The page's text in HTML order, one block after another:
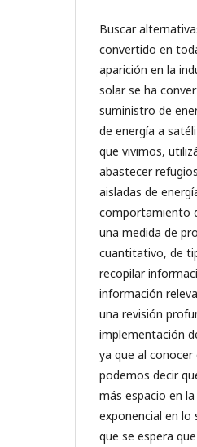
Buscar
convertido en
aparición en la
solar se ha
suministro de
de energía a
que vivimos,
abastecer
aisladas de
comportamiento
una medida de
cuantitativo, de
recopilar
información
una revisión
implementación
ya que al
podemos decir
más espacio en
exponencial en
que se espera